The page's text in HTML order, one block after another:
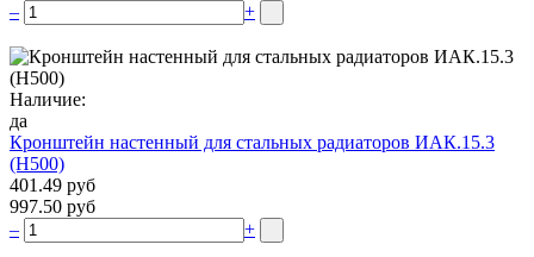
–
+
Наличие:
да
Кронштейн настенный для стальных радиаторов ИАК.15.3
(H500)
401.49 руб
997.50 руб
–
+